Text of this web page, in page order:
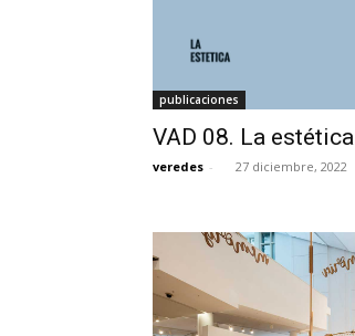
publicaciones
VAD 08. La estética
veredes - 27 diciembre, 2022